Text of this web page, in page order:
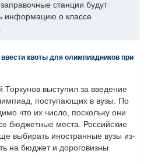
станции будут
информацию о классе
квоты для олимпиадников при
выступил за введение
поступающих в вузы. По
что их число, поскольку они
бюджетные места. Российские
выбирать иностранные вузы из-
на бюджет и дороговизны